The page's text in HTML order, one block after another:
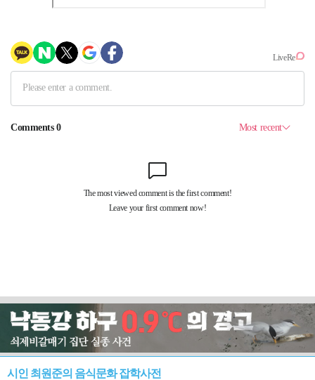
시인 최원준의 음식문화 잡학사전